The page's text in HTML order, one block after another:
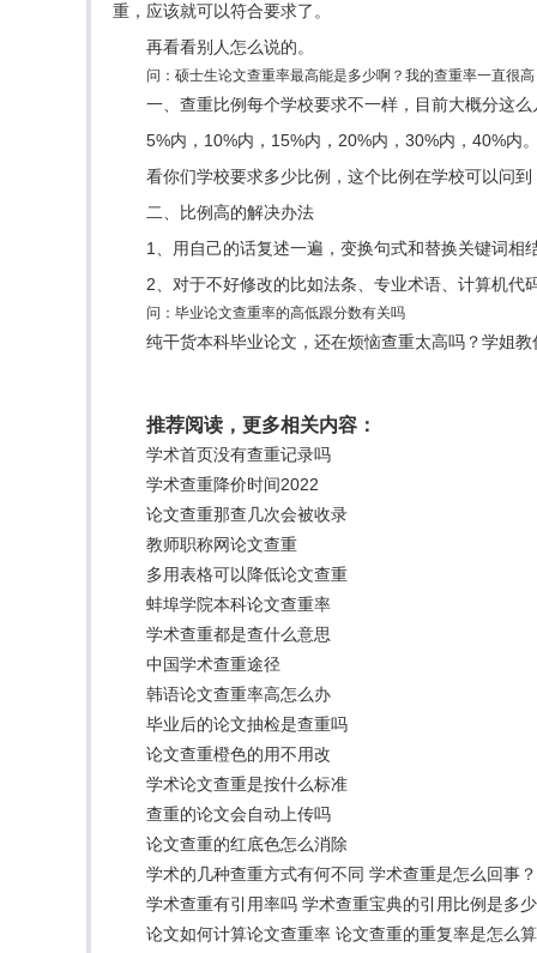
重，应该就可以符合要求了。
再看看别人怎么说的。
问：硕士生论文查重率最高能是多少啊？我的查重率一直很
一、查重比例每个学校要求不一样，目前大概分这么
5%内，10%内，15%内，20%内，30%内，40%内
看你们学校要求多少比例，这个比例在学校可以问到
二、比例高的解决办法
1、用自己的话复述一遍，变换句式和替换关键词相
2、对于不好修改的比如法条、专业术语、计算机代
问：毕业论文查重率的高低跟分数有关吗
纯干货本科毕业论文，还在烦恼查重太高吗？学姐
推荐阅读，更多相关内容：
学术首页没有查重记录吗
学术查重降价时间2022
论文查重那查几次会被收录
教师职称网论文查重
多用表格可以降低论文查重
蚌埠学院本科论文查重率
学术查重都是查什么意思
中国学术查重途径
韩语论文查重率高怎么办
毕业后的论文抽检是查重吗
论文查重橙色的用不用改
学术论文查重是按什么标准
查重的论文会自动上传吗
论文查重的红底色怎么消除
学术的几种查重方式有何不同 学术查重是怎么回事？
学术查重有引用率吗 学术查重宝典的引用比例是多少
论文如何计算论文查重率 论文查重的重复率是怎么